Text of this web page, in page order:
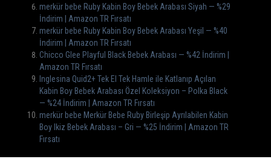
merkür bebe Ruby Kabin Boy Bebek Arabası Siyah — %29
İndirim | Amazon TR Fırsatı
merkür bebe Ruby Kabin Boy Bebek Arabası Yeşil — %40
İndirim | Amazon TR Fırsatı
Chicco Glee Playful Black Bebek Arabası — %42 İndirim |
Amazon TR Fırsatı
Inglesina Quid2+ Tek El Tek Hamle ile Katlanıp Açılan
Kabin Boy Bebek Arabası Özel Koleksiyon – Polka Black
— %24 İndirim | Amazon TR Fırsatı
merkür bebe Merkür Bebe Ruby Birleşip Ayrılabilen Kabin
Boy Ikiz Bebek Arabası – Gri — %25 İndirim | Amazon TR
Fırsatı